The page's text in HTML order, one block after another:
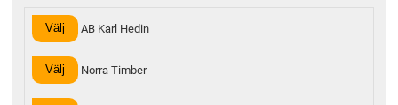
Välj AB Karl Hedin
Välj Norra Timber